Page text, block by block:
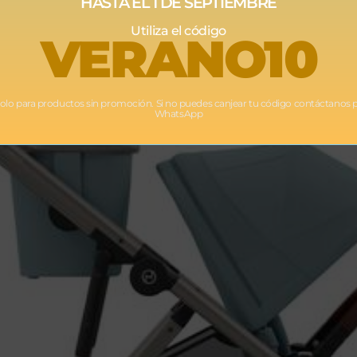
Utiliza el código
VERANO10
para productos sin promoción. Si no puedes canjear tu código contáctanos
WhatsApp